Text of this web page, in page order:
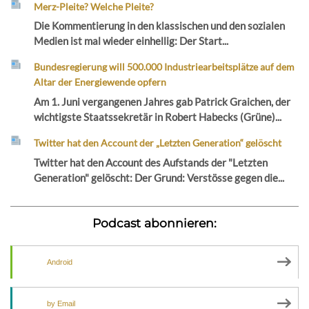
Merz-Pleite? Welche Pleite?
Die Kommentierung in den klassischen und den sozialen
Medien ist mal wieder einhellig: Der Start...
Bundesregierung will 500.000 Industriearbeitsplätze auf dem
Altar der Energiewende opfern
Am 1. Juni vergangenen Jahres gab Patrick Graichen, der
wichtigste Staatssekretär in Robert Habecks (Grüne)...
Twitter hat den Account der „Letzten Generation“ gelöscht
Twitter hat den Account des Aufstands der "Letzten
Generation" gelöscht: Der Grund: Verstösse gegen die...
Podcast abonnieren:
Android
by Email